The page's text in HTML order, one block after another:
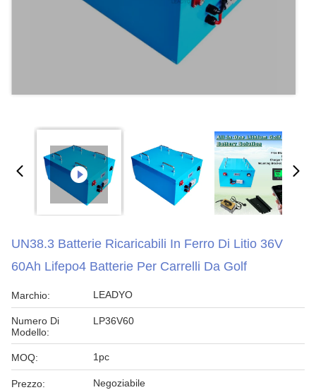
UN38.3 Batterie Ricaricabili In Ferro Di Litio 36V
60Ah Lifepo4 Batterie Per Carrelli Da Golf
Marchio: LEADYO
Numero Di
Modello:
LP36V60
MOQ: 1pc
Prezzo: Negoziabile